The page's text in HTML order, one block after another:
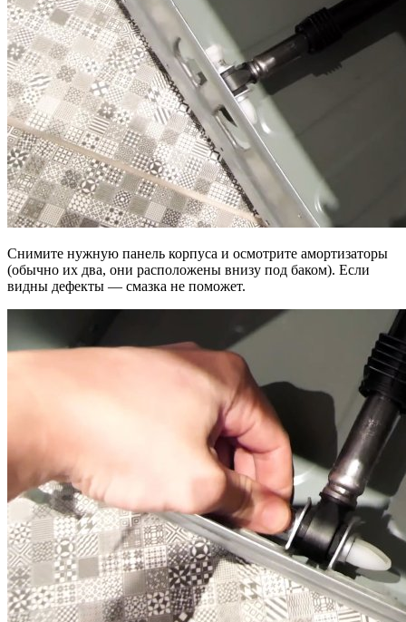
Снимите нужную панель корпуса и осмотрите амортизаторы
(обычно их два, они расположены внизу под баком). Если
видны дефекты — смазка не поможет.